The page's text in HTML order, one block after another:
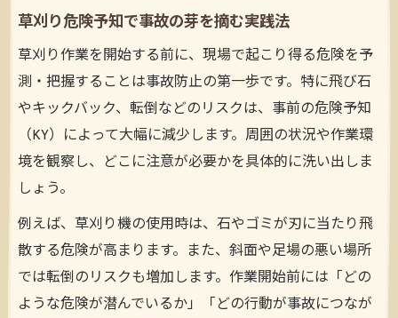
草刈り危険予知で事故の芽を摘む実践法
草刈り作業を開始する前に、現場で起こり得る危険を予
測・把握することは事故防止の第一歩です。特に飛び石
やキックバック、転倒などのリスクは、事前の危険予知
（KY）によって大幅に減少します。周囲の状況や作業環
境を観察し、どこに注意が必要かを具体的に洗い出しま
しょう。
例えば、草刈り機の使用時は、石やゴミが刃に当たり飛
散する危険が高まります。また、斜面や足場の悪い場所
では転倒のリスクも増加します。作業開始前には「どの
ような危険が潜んでいるか」「どの行動が事故につなが